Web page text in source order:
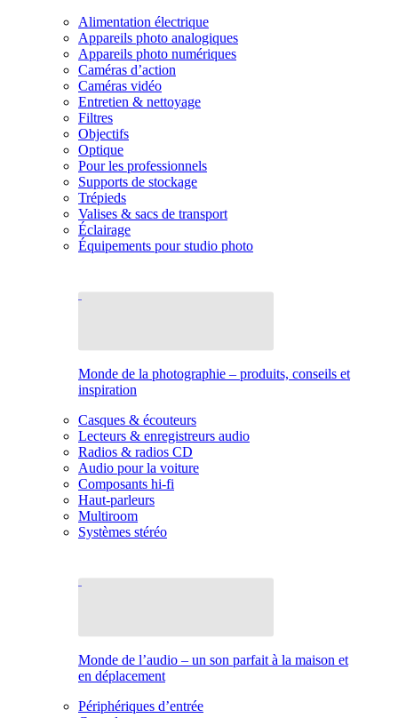
Alimentation électrique
Appareils photo analogiques
Appareils photo numériques
Caméras d’action
Caméras vidéo
Entretien & nettoyage
Filtres
Objectifs
Optique
Pour les professionnels
Supports de stockage
Trépieds
Valises & sacs de transport
Éclairage
Équipements pour studio photo
Monde de la photographie – produits, conseils et
inspiration
Casques & écouteurs
Lecteurs & enregistreurs audio
Radios & radios CD
Audio pour la voiture
Composants hi-fi
Haut-parleurs
Multiroom
Systèmes stéréo
Monde de l’audio – un son parfait à la maison et
en déplacement
Périphériques d’entrée